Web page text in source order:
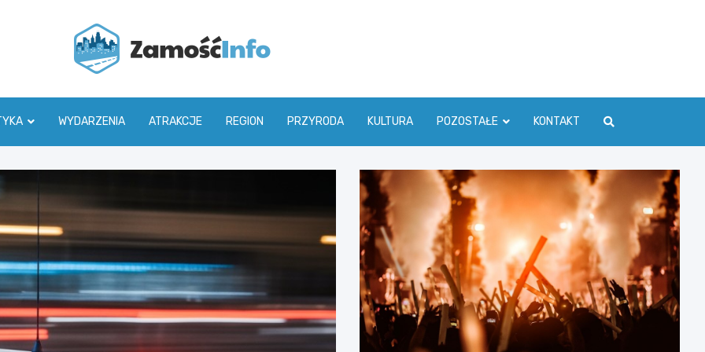
WYDARZENIA ATRAKCJE REGION PRZYRODA KULTURA POZOSTAŁE KONTAKT